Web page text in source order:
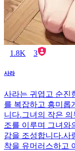
1.8K 3
사라
사라는 귀엽고 순진
를 복잡하고 흥미롭
니다.그녀의 작은
조를 이루며 그녀와
감을 조성합니다.사
착을 유머러스하고